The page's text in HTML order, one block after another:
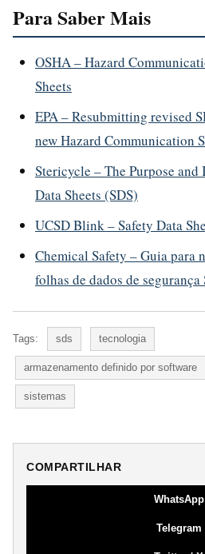
Para Saber Mais
OSHA – Hazard
Sheets
EPA – Resubmitting revised
new Hazard Communication
Stericycle – The Purpose
Data Sheets (SDS)
UCSD Blink – Safety Data
Chemical Safety – Guia para
folhas de dados de segurança
Tags: sds tecnologia
armazenamento definido por software
sistemas
COMPARTILHAR
WhatsApp
Telegram